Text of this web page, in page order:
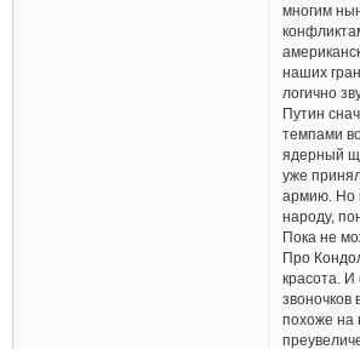
многим
наших
логично
Путин
темпами
ядерный
уже
армию. Но
народу,
Пока не
Про
красота. И
звоночков
похоже на